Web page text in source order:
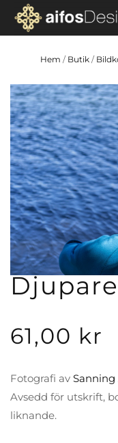
Hem / Butik /
61,00 kr
Fotografi av
Avsedd för utskrift,
liknande.